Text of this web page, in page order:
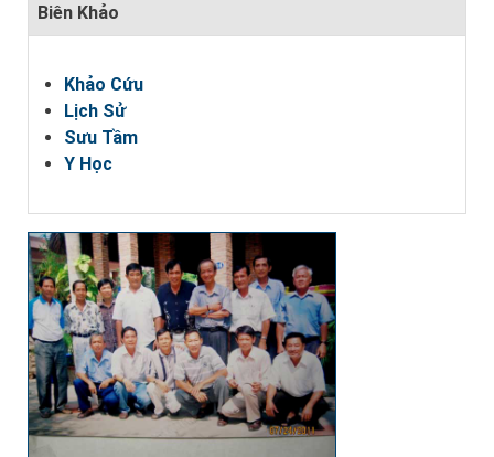
Biên Khảo
Khảo Cứu
Lịch Sử
Sưu Tầm
Y Học